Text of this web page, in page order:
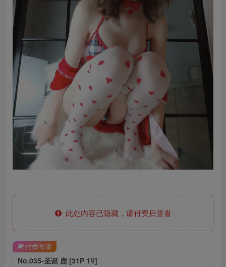
此处内容已隐藏，请付费后查看
No.035-圣诞 鹿 [31P 1V]
付费阅读